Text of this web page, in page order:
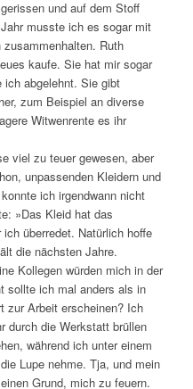
und auf dem Stoff
musste ich es sogar mit
Ruth
kaufe. Sie hat mir sogar
ich abgelehnt. Sie gibt
zum Beispiel an diverse
Witwenrente es ihr
viel zu teuer gewesen, aber
unpassenden Kleidern und
ich irgendwann nicht
»Das Kleid hat das
überredet. Natürlich hoffe
die nächsten Jahre.
Kollegen würden mich in der
sollte ich mal anders als in
zur Arbeit erscheinen? Ich
durch die Werkstatt brüllen
während ich unter einem
Lupe nehme. Tja, und mein
Grund, mich zu feuern.